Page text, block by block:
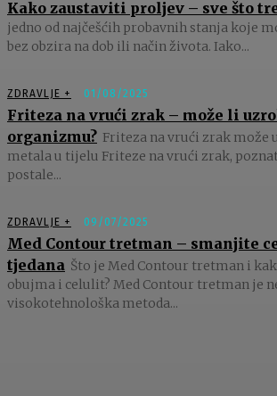
Kako zaustaviti proljev – sve što
jedno od najčešćih probavnih stanja koje
bez obzira na dob ili način života. Iako...
ZDRAVLJE + 01/08/2025
Friteza na vrući zrak – može li
organizmu? Friteza na vrući zrak može
metala u tijelu Friteze na vrući zrak,
postale...
ZDRAVLJE + 09/07/2025
Med Contour tretman – smanjite
tjedana Što je Med Contour tretman i
obujma i celulit? Med Contour tretman je
visokotehnološka metoda...